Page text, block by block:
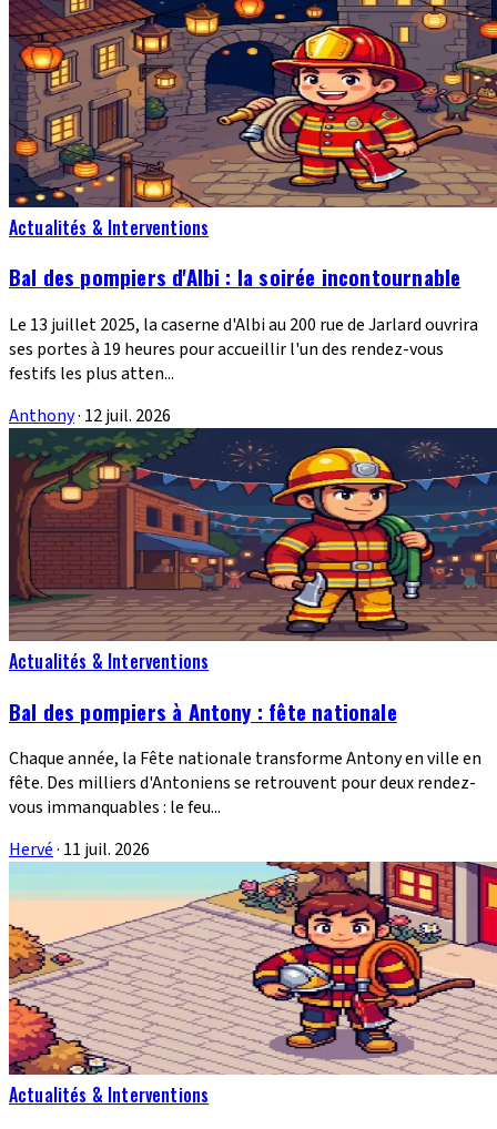
Actualités & Interventions
Bal des pompiers d'Albi : la soirée incontournable
Le 13 juillet 2025, la caserne d'Albi au 200 rue de Jarlard ouvrira
ses portes à 19 heures pour accueillir l'un des rendez-vous
festifs les plus atten...
Anthony· 12 juil. 2026
Actualités & Interventions
Bal des pompiers à Antony : fête nationale
Chaque année, la Fête nationale transforme Antony en ville en
fête. Des milliers d'Antoniens se retrouvent pour deux rendez-
vous immanquables : le feu...
Hervé· 11 juil. 2026
Actualités & Interventions